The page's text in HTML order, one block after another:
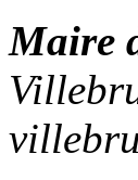
Maire